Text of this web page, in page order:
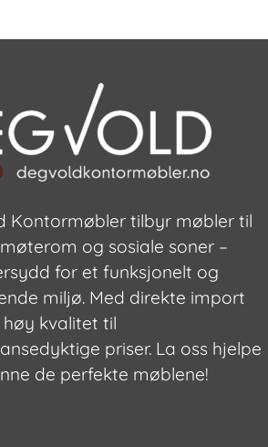
Kontormøbler tilbyr møbler til
og sosiale soner –
for et funksjonelt og
miljø. Med direkte import
høy kvalitet til
priser. La oss hjelpe
de perfekte møblene!